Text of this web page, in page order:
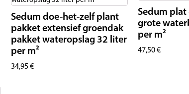
Sedum doe-het-zelf plant
pakket extensief groendak
pakket wateropslag 32 liter
per m²
34,95 €
Sedum
grote
per m²
47,50€